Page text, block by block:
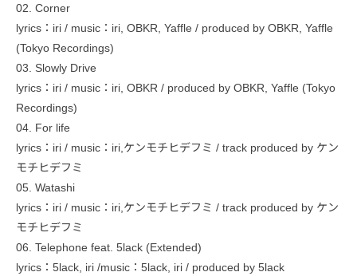
02. Corner
lyrics：iri / music：iri, OBKR, Yaffle / produced by OBKR, Yaffle
(Tokyo Recordings)
03. Slowly Drive
lyrics：iri / music：iri, OBKR / produced by OBKR, Yaffle (Tokyo
Recordings)
04. For life
lyrics：iri / music：iri,ケンモチヒデフミ / track produced by ケン
モチヒデフミ
05. Watashi
lyrics：iri / music：iri,ケンモチヒデフミ / track produced by ケン
モチヒデフミ
06. Telephone feat. 5lack (Extended)
lyrics：5lack, iri /music：5lack, iri / produced by 5lack